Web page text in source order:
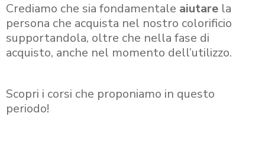
Crediamo che sia fondamentale aiutare la
persona che acquista nel nostro colorificio
supportandola, oltre che nella fase di
acquisto, anche nel momento dell’utilizzo.
Scopri i corsi che proponiamo in questo
periodo!